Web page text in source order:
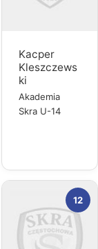
Kacper
Kleszczews
ki
Akademia
Skra U-14
12